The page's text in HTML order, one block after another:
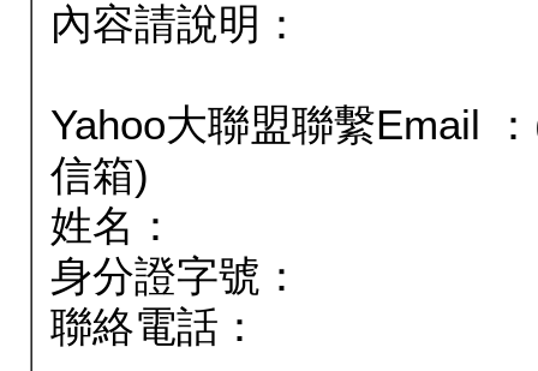
內容請說明：
Yahoo大聯盟聯繫Email
信箱)
姓名：
身分證字號：
聯絡電話：